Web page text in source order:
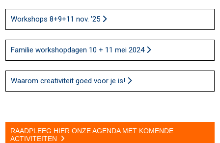
Workshops 8+9+11 nov. '25
Familie workshopdagen 10 + 11 mei 2024
Waarom creativiteit goed voor je is!
RAADPLEEG HIER ONZE AGENDA MET KOMENDE
ACTIVITEITEN